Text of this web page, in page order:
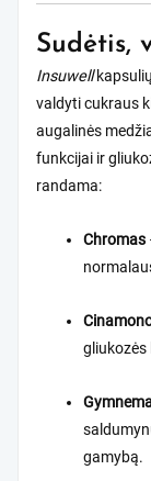
Sudėtis,
Insuwell
valdyti cukraus
augalinės
funkcijai ir
randama:
Chromas
gliukozės
gamybą.